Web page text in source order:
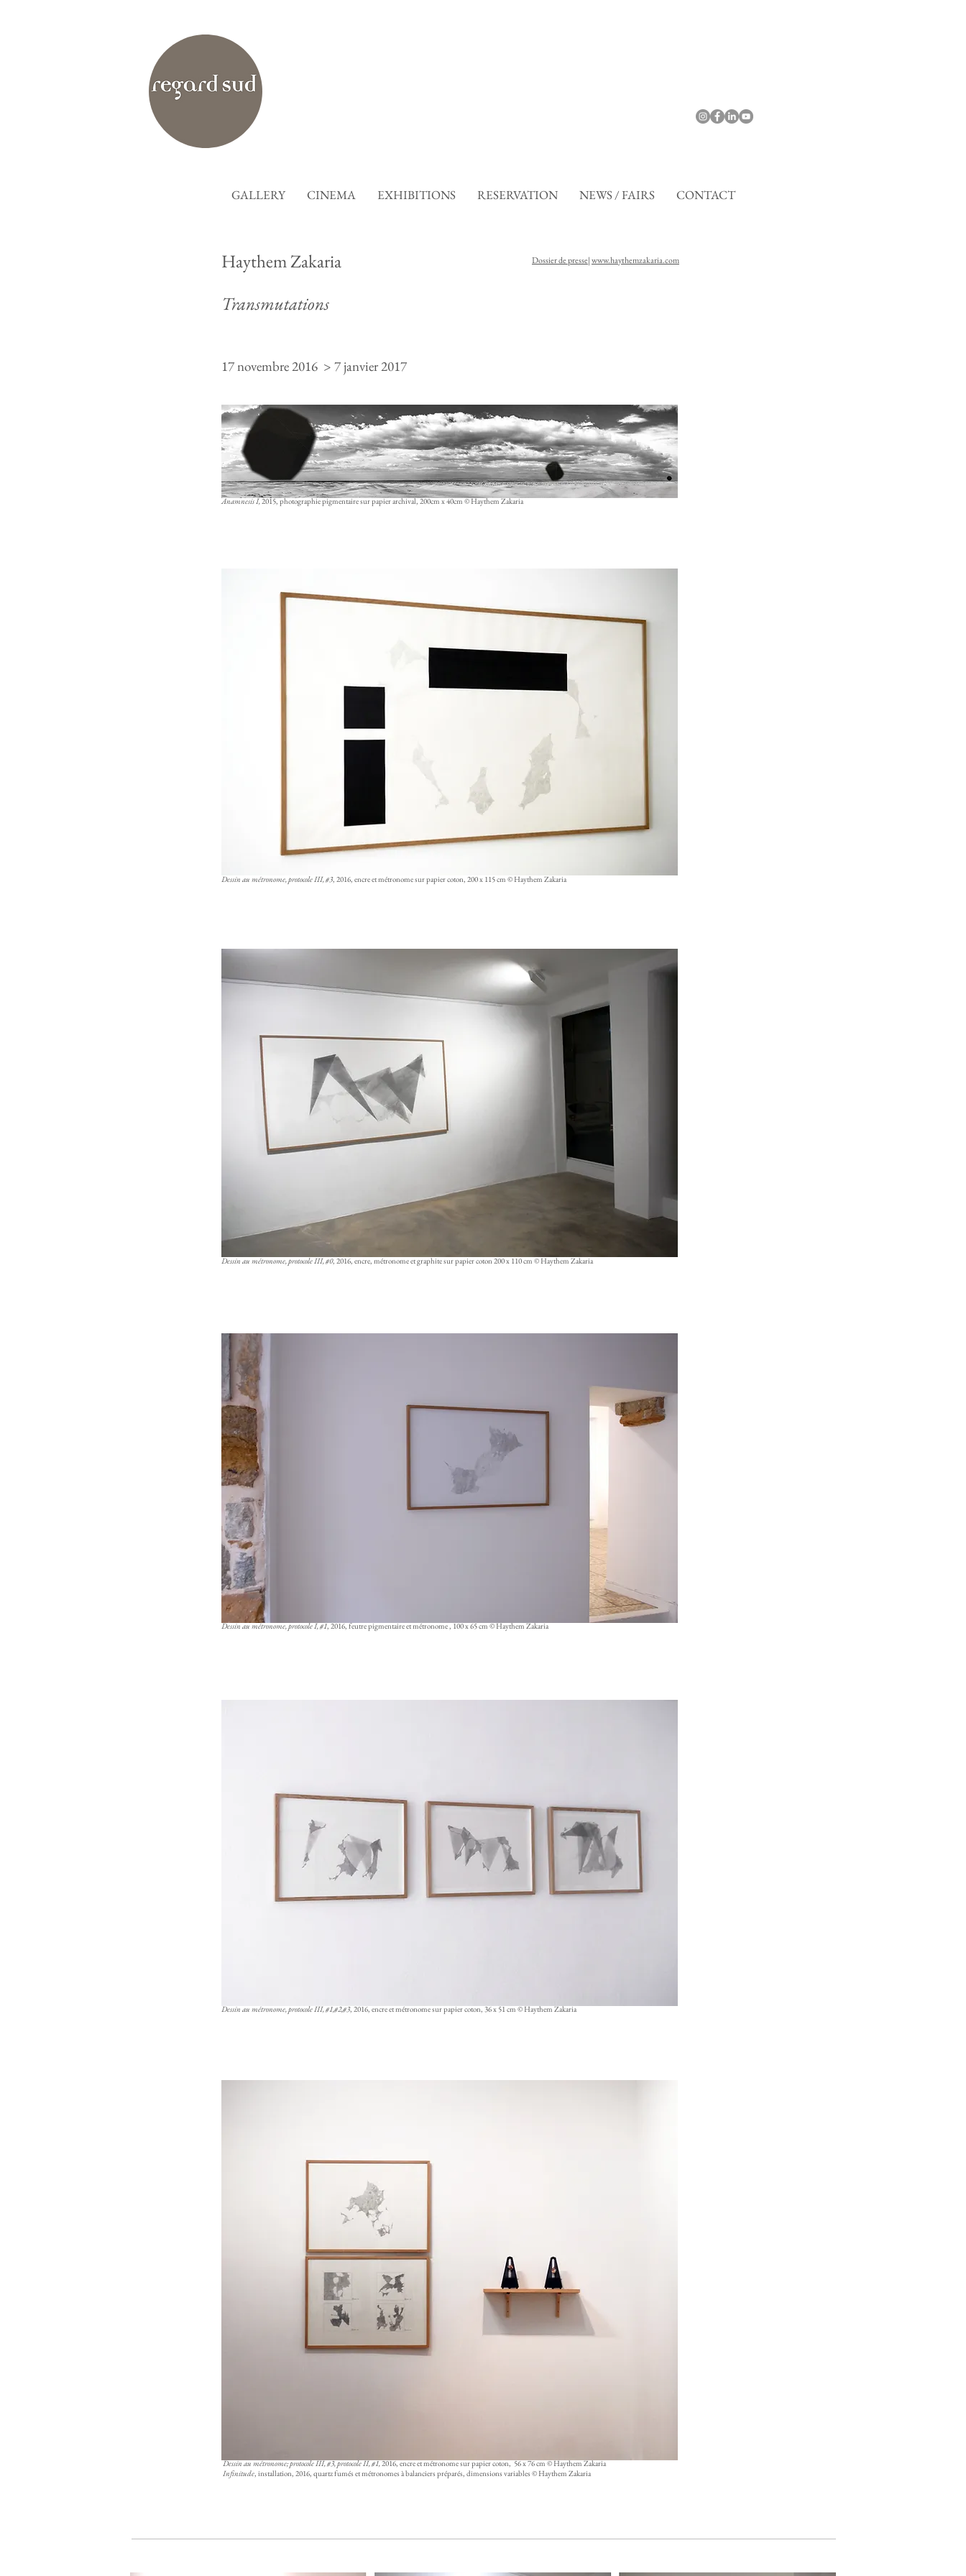
GALLERY CINEMA EXHIBITIONS RESERVATION NEWS / FAIRS CONTACT
Haythem Zakaria Dossier de presse|www.haythemzakaria.com
Transmutations
17 novembre 2016 > 7 janvier 2017
Anamnesis I,2015, photographie pigmentaire sur papier archival, 200cm x 40cm © Haythem Zakaria
Dessin au métronome, protocole III, #3, 2016, encre et métronome sur papier coton, 200 x 115 cm © Haythem Zakaria
Dessin au métronome, protocole III, #0, 2016, encre, métronome et graphite sur papier coton 200 x 110 cm © Haythem Zakaria
Dessin au métronome, protocole I, #1, 2016, feutre pigmentaire et métronome , 100 x 65 cm © Haythem Zakaria
Dessin au métronome, protocole III, #1,#2,#3, 2016, encre et métronome sur papier coton, 36 x 51 cm © Haythem Zakaria
Dessin au métronome; protocole III, #3, protocole II, #1,2016, encre et métronome sur papier coton, 56 x 76 cm © Haythem Zakaria
Infinitude, installation, 2016, quartz fumés et métronomes à balanciers préparés, dimensions variables © Haythem Zakaria